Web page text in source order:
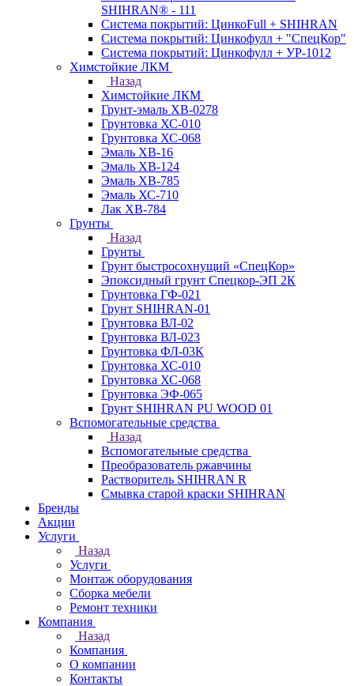
SHIHRAN® - 111
Система покрытий: ЦинкоFull + SHIHRAN
Система покрытий: Цинкофулл + "СпецКор"
Система покрытий: Цинкофулл + УР-1012
Химстойкие ЛКМ
Назад
Химстойкие ЛКМ
Грунт-эмаль ХВ-0278
Грунтовка ХС-010
Грунтовка ХС-068
Эмаль ХВ-16
Эмаль ХВ-124
Эмаль ХВ-785
Эмаль ХС-710
Лак ХВ-784
Грунты
Назад
Грунты
Грунт быстросохнущий «СпецКор»
Эпоксидный грунт Спецкор-ЭП 2К
Грунтовка ГФ-021
Грунт SHIHRAN-01
Грунтовка ВЛ-02
Грунтовка ВЛ-023
Грунтовка ФЛ-03К
Грунтовка ХС-010
Грунтовка ХС-068
Грунтовка ЭФ-065
Грунт SHIHRAN PU WOOD 01
Вспомогательные средства
Назад
Вспомогательные средства
Преобразователь ржавчины
Растворитель SHIHRAN R
Смывка старой краски SHIHRAN
Бренды
Акции
Услуги
Назад
Услуги
Монтаж оборудования
Сборка мебели
Ремонт техники
Компания
Назад
Компания
О компании
Контакты